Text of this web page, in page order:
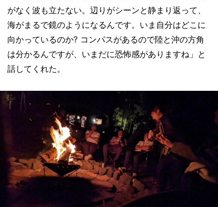
がなく波も立たない。辺りがシーンと静まり返って、
海がまるで鏡のようになるんです。いま自分はどこに
向かっているのか? コンパスがあるので陸と沖の方角
は分かるんですが、いまだに恐怖感がありますね」と
話してくれた。